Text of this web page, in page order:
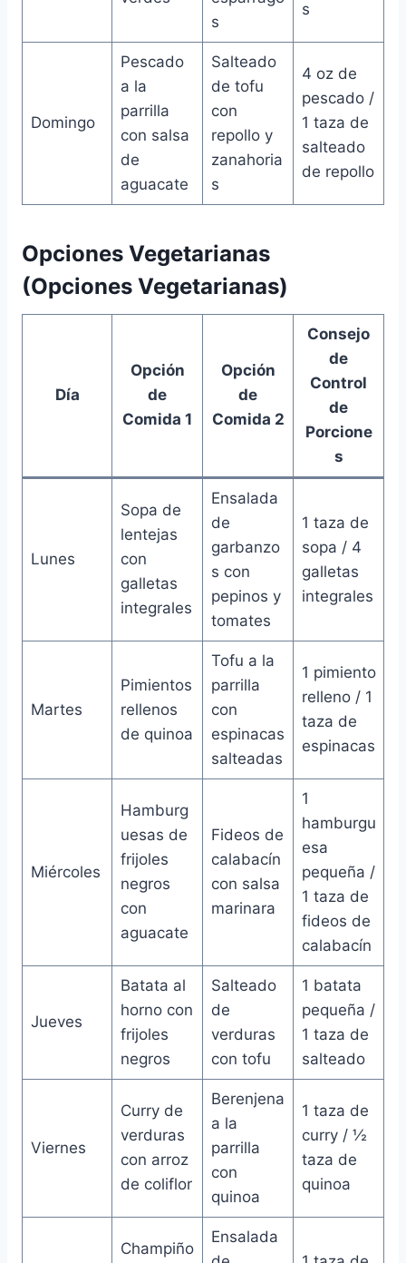
s
s
Domingo
Pescado
a la
parrilla
con salsa
de
aguacate
Salteado
de tofu
con
repollo y
zanahoria
s
4 oz de
pescado /
1 taza de
salteado
de repollo
Opciones Vegetarianas
(Opciones Vegetarianas)
Día
Opción
de
Comida 1
Opción
de
Comida 2
Consejo
de
Control
de
Porcione
s
Lunes
Sopa de
lentejas
con
galletas
integrales
Ensalada
de
garbanzo
s con
pepinos y
tomates
1 taza de
sopa / 4
galletas
integrales
Martes
Pimientos
rellenos
de quinoa
Tofu a la
parrilla
con
espinacas
salteadas
1 pimiento
relleno / 1
taza de
espinacas
Miércoles
Hamburg
uesas de
frijoles
negros
con
aguacate
Fideos de
calabacín
con salsa
marinara
1
hamburgu
esa
pequeña /
1 taza de
fideos de
calabacín
Jueves
Batata al
horno con
frijoles
negros
Salteado
de
verduras
con tofu
1 batata
pequeña /
1 taza de
salteado
Viernes
Curry de
verduras
con arroz
de coliflor
Berenjena
a la
parrilla
con
quinoa
1 taza de
curry / ½
taza de
quinoa
Champiño
Ensalada